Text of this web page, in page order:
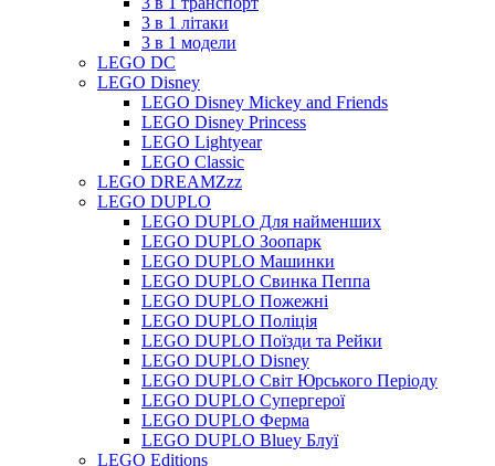
3 в 1 літаки
3 в 1 модели
LEGO DC
LEGO Disney
LEGO Disney Mickey and Friends
LEGO Disney Princess
LEGO Lightyear
LEGO Classic
LEGO DREAMZzz
LEGO DUPLO
LEGO DUPLO Для найменших
LEGO DUPLO Зоопарк
LEGO DUPLO Машинки
LEGO DUPLO Свинка Пеппа
LEGO DUPLO Пожежні
LEGO DUPLO Поліція
LEGO DUPLO Поїзди та Рейки
LEGO DUPLO Disney
LEGO DUPLO Світ Юрського Періоду
LEGO DUPLO Супергерої
LEGO DUPLO Ферма
LEGO DUPLO Bluey Блуї
LEGO Editions